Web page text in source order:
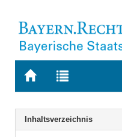
Zur
BAYERN.RECHT
Zur
letzten
Suche
Navigation
Inhaltsverzeichnis